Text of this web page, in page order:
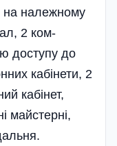
на належному
2 ком­
доступу до
кабінети, 2
кабінет,
майстерні,